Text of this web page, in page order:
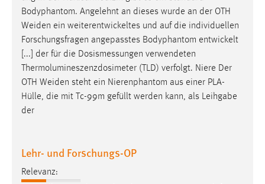
[...] der für die Dosismessungen verwendeten
Thermolumineszenzdosimeter (TLD) verfolgt. Niere Der
OTHWeidensteht ein Nierenphantom aus einer PLA-
Hülle, die mit Tc-99m gefüllt werden kann, als Leihgabe
der
Lehr- und Forschungs-OP
GesundheitWeiden
, Gebäude WTC, Raum 1.39 Telefon
+49 (961) 382-1713 m.wildenauer @ oth-aw . de Zum
Profil Schließen So finden Sie uns Ostbayerische
Cookie Laufzeit:
Performance
Name:
Sprachpräferenz